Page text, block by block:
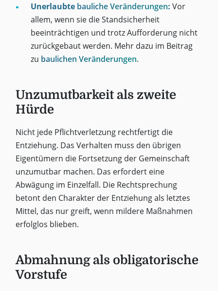
Unerlaubte bauliche Veränderungen: Vor
allem, wenn sie die Standsicherheit
beeinträchtigen und trotz Aufforderung nicht
zurückgebaut werden. Mehr dazu im Beitrag
zu baulichen Veränderungen.
Unzumutbarkeit als zweite
Hürde
Nicht jede Pflichtverletzung rechtfertigt die
Entziehung. Das Verhalten muss den übrigen
Eigentümern die Fortsetzung der Gemeinschaft
unzumutbar machen. Das erfordert eine
Abwägung im Einzelfall. Die Rechtsprechung
betont den Charakter der Entziehung als letztes
Mittel, das nur greift, wenn mildere Maßnahmen
erfolglos blieben.
Abmahnung als obligatorische
Vorstufe